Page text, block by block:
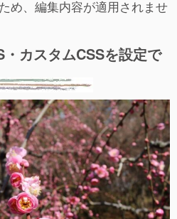
、編集内容が適用されませ
カスタムCSSを設定で